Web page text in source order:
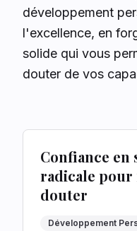
développement
l'excellence, en
solide qui vous
douter de vos
Confiance en
radicale pour
douter
Développement